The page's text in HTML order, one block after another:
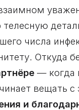
числа
Откуда
— когда
вещать
и